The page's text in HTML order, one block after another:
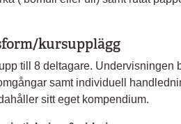
kursupplägg
till 8 deltagare. Undervisningen
samt individuell
sitt eget kompendium.